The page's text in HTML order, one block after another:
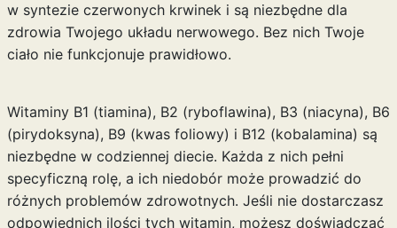
w syntezie czerwonych krwinek i są niezbędne dla
zdrowia Twojego układu nerwowego. Bez nich Twoje
ciało nie funkcjonuje prawidłowo.
Witaminy B1 (tiamina), B2 (ryboflawina), B3 (niacyna), B6
(pirydoksyna), B9 (kwas foliowy) i B12 (kobalamina) są
niezbędne w codziennej diecie. Każda z nich pełni
specyficzną rolę, a ich niedobór może prowadzić do
różnych problemów zdrowotnych. Jeśli nie dostarczasz
odpowiednich ilości tych witamin, możesz doświadczać